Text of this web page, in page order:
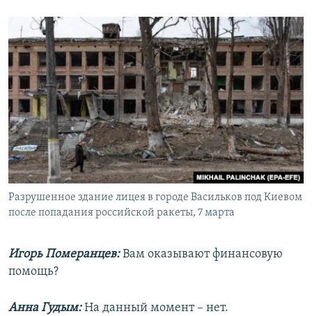
Разрушенное здание лицея в городе Васильков под Киевом
после попадания российской ракеты, 7 марта
Игорь Померанцев:Вам оказывают финансовую
помощь?
Анна Гудым:На данный момент – нет.